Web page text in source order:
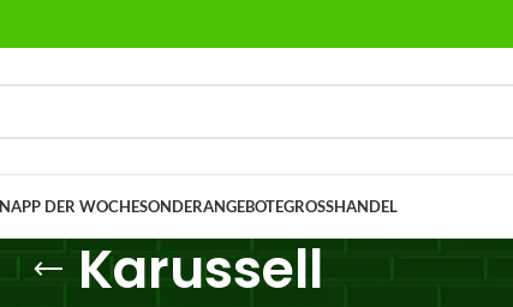
DER WOCHESONDERANGEBOTEGROSSHANDEL
Karussell